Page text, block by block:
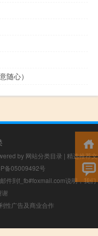
随心）
by 网站分类目录 | 精选推荐文
备05009492号
件到f_fb#foxmail.com说明，我们
谢
性广告及商业合作